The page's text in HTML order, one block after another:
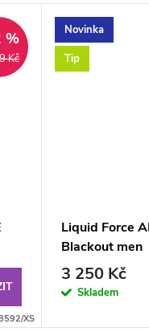
Kč
%
XS
Novinka
Tip
Liquid Force
Blackout men
3 250 Kč
Skladem